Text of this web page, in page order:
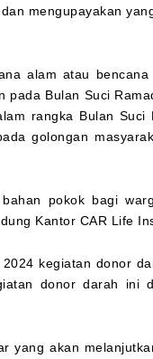
mengupayakan
alam atau
Bulan Suci
rangka Bulan Suci
golongan
pokok bagi
Kantor CAR Life
kegiatan donor
donor darah ini
yang akan